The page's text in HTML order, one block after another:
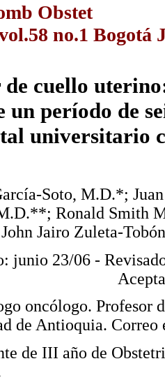
Obstet
no.1 Bogotá
de cuello
un período de
universitario
Soto, M.D.*; Juan
Ronald Smith
Jairo Zuleta-
junio 23/06 -
oncólogo. Profesor
de Antioquia.
de III año de